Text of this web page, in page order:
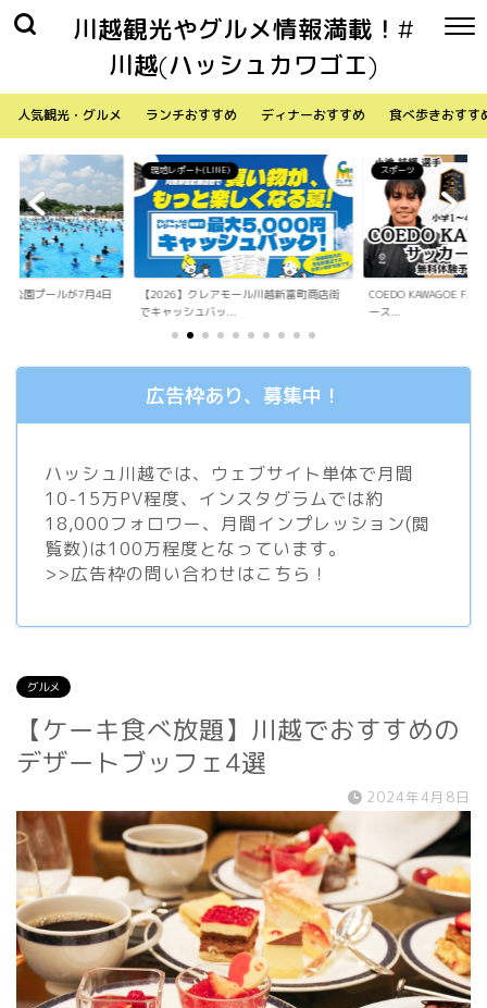
川越観光やグルメ情報満載！#
川越(ハッシュカワゴエ)
人気観光・グルメ ランチおすすめ ディナーおすすめ 食べ歩きおすす
ル川越新富町商店街
スポーツ
COEDO KAWAGOE F.Cが小学生向けサッカ
ース...
生活
「Sky Walker 7058」
内ア...
広告枠あり、募集中！
ハッシュ川越では、ウェブサイト単体で月間
10-15万PV程度、 インスタグラムでは約
18,000フォロワー、月間インプレッション(閲
覧数)は100万程度となっています。
>>広告枠の問い合わせはこちら！
グルメ
【ケーキ食べ放題】川越でおすすめの
デザートブッフェ4選
2024年4月8日